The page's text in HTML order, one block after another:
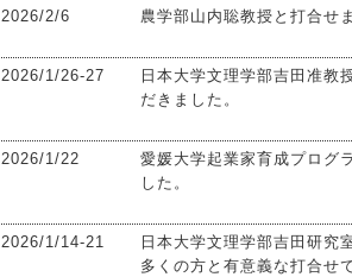
2026/2/6
農学部山内聡教授と打合せ
2026/1/26-27
日本大学文理学部吉田准教
だきました。
2026/1/22
愛媛大学起業家育成プログ
した。
2026/1/14-21
日本大学文理学部吉田研
多くの方と有意義な打合せ